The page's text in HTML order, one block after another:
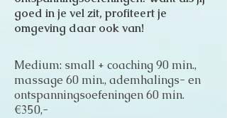
goed in je vel zit, profiteert je
omgeving daar ook van!
Medium: small + coaching 90 min.,
massage 60 min., ademhalings- en
ontspanningsoefeningen 60 min.
€350,-